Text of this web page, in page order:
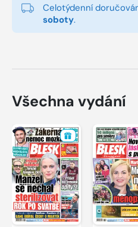
Celotýdenní
soboty.
Všechna vydání